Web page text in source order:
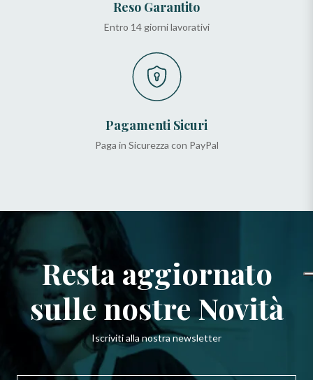
Reso Garantito
Entro 14 giorni lavorativi
Pagamenti Sicuri
Paga in Sicurezza con PayPal
Resta aggiornato
sulle nostre Novità
Iscriviti alla nostra newsletter